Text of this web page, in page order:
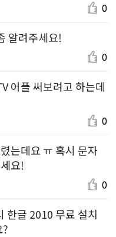
0
알려주세요!
0
어플 써보려고 하는데
0
는데요 ㅠ 혹시 문자
요!
0
한글 2010 무료 설치